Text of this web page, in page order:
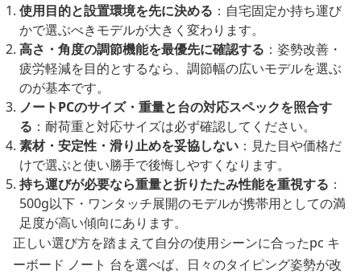
使用目的と設置環境を先に決める ：自宅固定か持ち運び
かで選ぶべきモデルが大きく変わります。
高さ・角度の調節機能を最優先に確認する ：姿勢改善・
疲労軽減を目的とするなら、調節幅の広いモデルを選ぶ
のが基本です。
ノートPCのサイズ・重量と台の対応スペックを照合す
る ：耐荷重と対応サイズは必ず確認してください。
素材・安定性・滑り止めを妥協しない ：見た目や価格だ
けで選ぶと使い勝手で後悔しやすくなります。
持ち運びが必要なら重量と折りたたみ性能を重視する ：
500g以下・ワンタッチ展開のモデルが携帯用としての満
足度が高い傾向にあります。
正しい選び方を踏まえて自分の使用シーンに合ったpc キ
ーボード ノート 台を選べば、日々のタイピング姿勢が改